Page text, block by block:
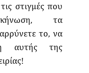
στιγμές που
τα
το, να
αυτής της